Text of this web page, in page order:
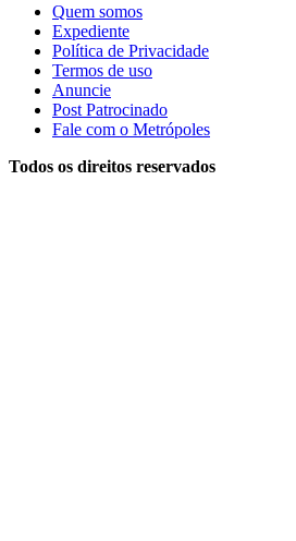
Quem somos
Expediente
Política de Privacidade
Termos de uso
Anuncie
Post Patrocinado
Fale com o Metrópoles
Todos os direitos reservados